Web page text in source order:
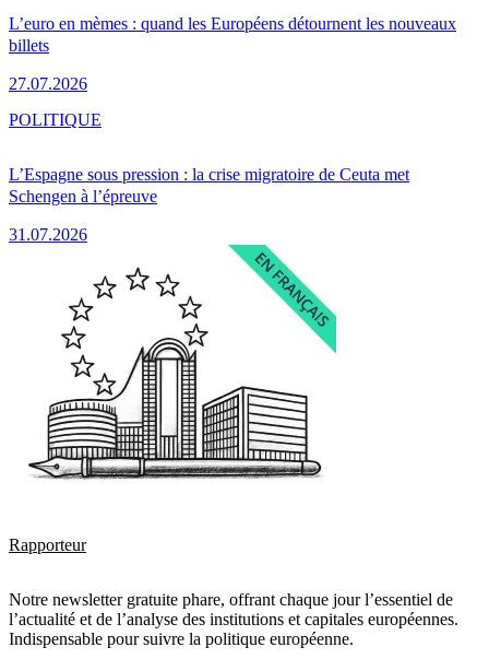
L’euro en mèmes : quand les Européens détournent les nouveaux
billets
27.07.2026
L’Espagne sous pression : la crise migratoire de Ceuta met
Schengen à l’épreuve
31.07.2026
POLITIQUE
Rapporteur
Notre newsletter gratuite phare, offrant chaque jour l’essentiel de
l’actualité et de l’analyse des institutions et capitales européennes.
Indispensable pour suivre la politique européenne.